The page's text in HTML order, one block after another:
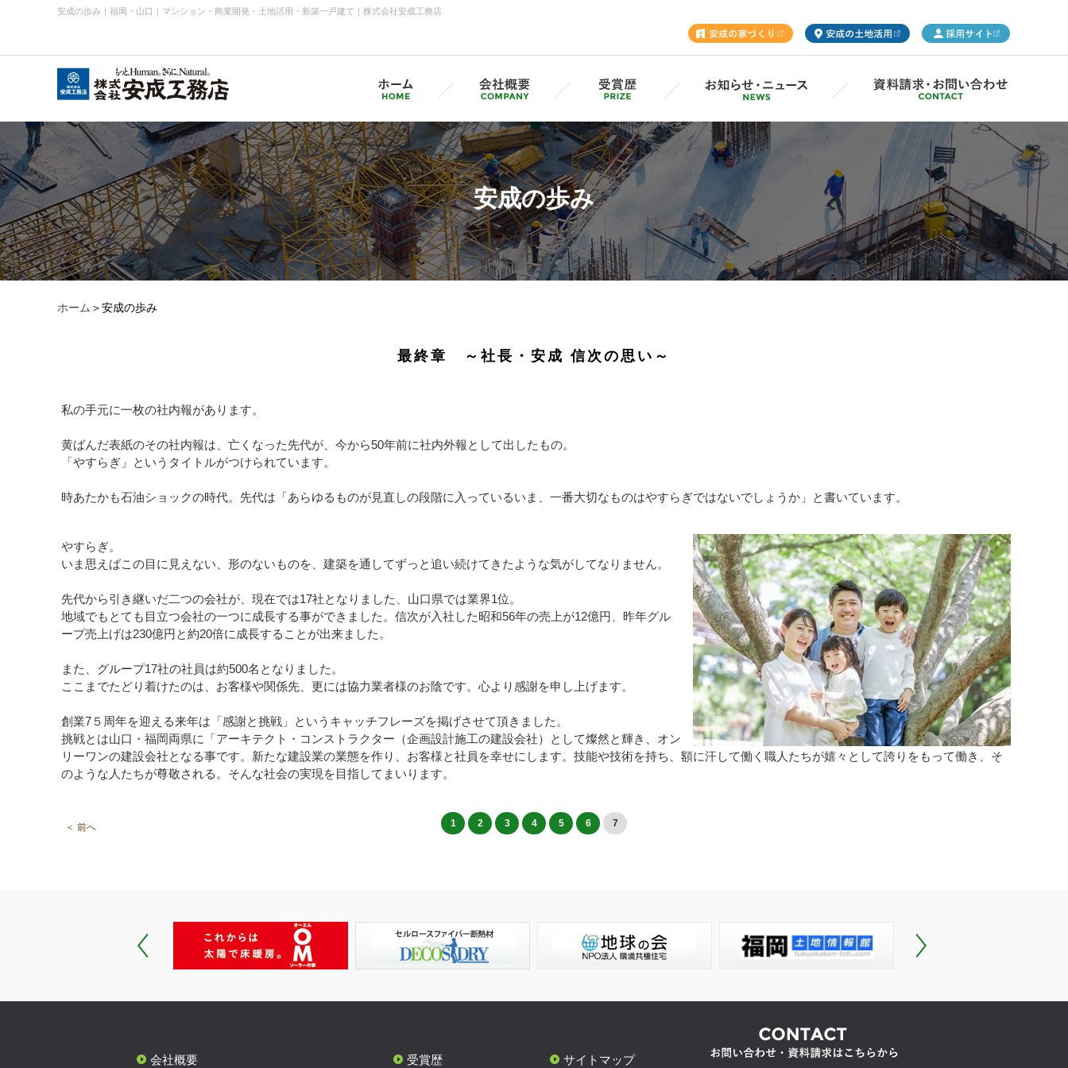
安成の歩み ｜ 福岡・山口｜マンション・商業開発・土地活用・新築一戸建て｜株式会社安成工務店
会社概要 安成工務店・各支店 グループ概要
事業内容実績 MVV・CSV SDGsの取り組み
企業理念 安成の歩み
お知らせ・ニュース 採用情報（採用サイトへ）
安成の歩み
ホーム ＞安成の歩み
最終章 ～社長・安成 信次の思い～
私の手元に一枚の社内報があります。
黄ばんだ表紙のその社内報は、亡くなった先代が、今から50年前に社内外報として出したもの。
「やすらぎ」というタイトルがつけられています。
時あたかも石油ショックの時代。先代は「あらゆるものが見直しの段階に入っているいま、一番大切なものはやすらぎではないでしょうか」と書いています。
やすらぎ。
いま思えばこの目に見えない、形のないものを、建築を通してずっと追い続けてきたような気がしてなりません。
先代から引き継いだ二つの会社が、現在では17社となりました、山口県では業界1位。
地域でもとても目立つ会社の一つに成長する事ができました。信次が入社した昭和56年の売上が12億円、昨年グル
ープ売上げは230億円と約20倍に成長することが出来ました。
また、グループ17社の社員は約500名となりました。
ここまでたどり着けたのは、お客様や関係先、更には協力業者様のお陰です。心より感謝を申し上げます。
創業7５周年を迎える来年は「感謝と挑戦」というキャッチフレーズを掲げさせて頂きました。
挑戦とは山口・福岡両県に「アーキテクト・コンストラクター（企画設計施工の建設会社）として燦然と輝き、オン
リーワンの建設会社となる事です。新たな建設業の業態を作り、お客様と社員を幸せにします。技能や技術を持ち、額に汗して働く職人たちが嬉々として誇りをもって働き、そ
のような人たちが尊敬される。そんな社会の実現を目指してまいります。
＜ 前へ 1 2 3 4 5 6 7
会社概要 受賞歴 サイトマップ